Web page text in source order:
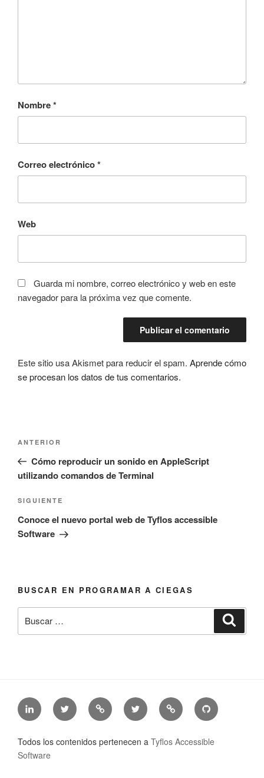
Nombre*
Correo electrónico*
Web
Guarda mi nombre, correo electrónico y web en este
navegador para la próxima vez que comente.
Este sitio usa Akismet para reducir el spam. Aprende cómo
se procesan los datos de tus comentarios.
Navegación
entradas
Entrada
anterior:
ANTERIOR
Cómo reproducir un sonido en AppleScript
utilizando comandos de Terminal
Siguiente
entrada
SIGUIENTE
Conoce el nuevo portal web de Tyflos accessible
Software
BUSCAR EN PROGRAMAR A CIEGAS
por:
LinkedIn
de
Jonathan
Chacón
Twitter
de
@jonathanchacon
Mastodon
de
Chacón
Twitter
de
@TyfAccSoft
Tyflos
Accessible
Software
Github
de
Tyflos
Todos los contenidos pertenecen a Tyflos Accessible
Software